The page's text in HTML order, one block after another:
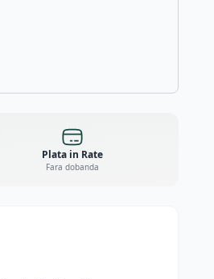
Plata in Rate
Fara dobanda